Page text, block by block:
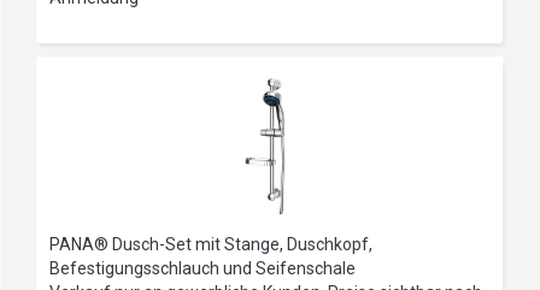
PANA® Dusch-Set mit Stange, Duschkopf,
Befestigungsschlauch und Seifenschale